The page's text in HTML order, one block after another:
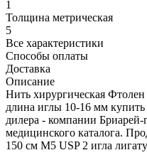
1
Толщина метрическая
5
Все характеристики
Способы оплаты
Доставка
Описание
Нить хирургическая
длина иглы 10-16 мм
дилера - компании Бриарей-
медицинского каталога.
150 см М5 USP 2 игла